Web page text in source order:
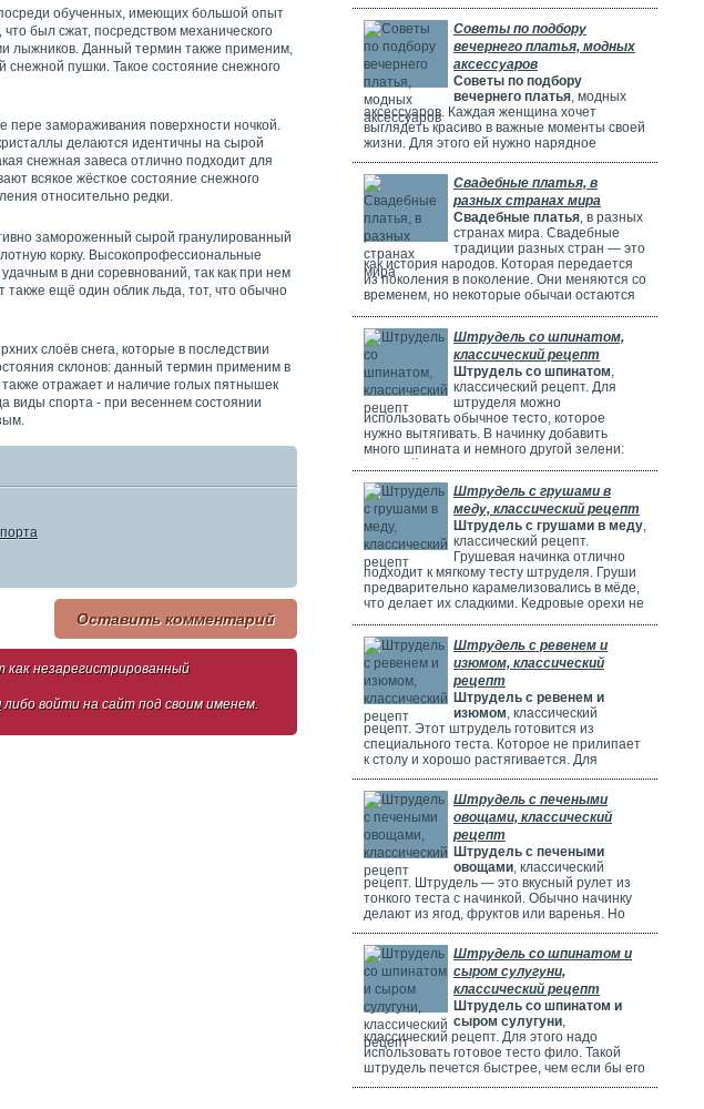
обученных, имеющих большой опыт
был сжат, посредством механического
лыжников. Данный термин также применим,
снежной пушки. Такое состояние снежного
пере замораживания поверхности ночкой.
делаются идентичны на сырой
снежная завеса отлично подходит для
всякое жёсткое состояние снежного
относительно редки.
замороженный сырой гранулированный
корку. Высокопрофессиональные
в дни соревнований, так как при нем
также ещё один облик льда, тот, что обычно
слоёв снега, которые в последствии
склонов: данный термин применим в
отражает и наличие голых пятнышек
виды спорта - при весеннем состоянии
Оставить комментарий
незарегистрированный
либо войти на сайт под своим именем.
женщины чаще всего выбирают шубы из
соболя. Они красивые, дорогие и выглядят
очень элегантно. Соболя называют
"Королем всех мехов". Это значит, что он
самый шикарный и роскошный.
Советы по подбору
вечернего платья, модных
аксессуаров
Советы по подбору
вечернего платья, модных
аксессуаров. Каждая женщина хочет
выглядеть красиво в важные моменты своей
жизни. Для этого ей нужно нарядное
платье. В Москве огромный выбор таких
платьев. Вечерние платья в Москве очень
популярны. Потому что в городе много
театров, клубов и других мест. Где можно
повеселиться или встретиться с друзьями.
Также часто проходят праздничные
мероприятия, на которых нужно выглядеть
элегантно.
Свадебные платья, в
разных странах мира
Свадебные платья, в разных
странах мира. Свадебные
традиции разных стран — это
как история народов. Которая передается
из поколения в поколение. Они меняются со
временем, но некоторые обычаи остаются
невесты одеваются на свадьбу. И какие
символы несут их наряды.Штрудель со шпинатом,
классический рецепт
Штрудель со шпинатом,
классический рецепт. Для
штруделя можно
использовать обычное тесто, которое
нужно вытягивать. В начинку добавить
много шпината и немного другой зелени:
полезен, потому что в нем много витаминов,
минералов и веществ, которые защищают
клетки. Он богат витаминами A, C, E и K,
содержит кальций, который важен для зубов
и костей. И пищевые волокна, которые
Штрудель с грушами в
меду, классический рецепт
Штрудель с грушами в меду,
классический рецепт.
Грушевая начинка отлично
подходит к мягкому тесту штруделя. Груши
предварительно карамелизовались в мёде,
что делает их сладкими. Кедровые орехи не
Ну вот теперь можете приготовить вкусный
рецепт штруделя.Штрудель с ревенем и
изюмом, классический
рецепт
Штрудель с ревенем и
изюмом, классический
рецепт. Этот штрудель готовится из
специального теста. Которое не прилипает
к столу и хорошо растягивается. Для
начинки мы взяли стебли ревеня. Они
придают выпечке кислый вкус и приятный
аромат, делают штрудель сочным и
вкусным. Можно добавить в начинку
клубнику, яблоки или грушу. Если
используете ягоды, посыпьте их ложкой
муки.
Штрудель с печеными
овощами, классический
рецепт
Штрудель с печеными
овощами, классический
рецепт. Штрудель — это вкусный рулет из
тонкого теста с начинкой. Обычно начинку
делают из ягод, фруктов или варенья. Но
можно использовать и солёные начинки с
грибами, сыром, мясом или овощами. В этом
рецепте начинка готовится из печёных
овощей: цуккини, сладкого перца, зелени и
помидоров. В зависимости от времени года,
в начинку можно добавить баклажаны, сыр,
картофель, морковь или даже свёклу. Если
не хочется возиться с тестом, можно взять
готовое слоёное тесто или тесто фило.
Штрудель со шпинатом и
сыром сулугуни,
классический рецепт
Штрудель со шпинатом и
сыром сулугуни,
классический рецепт. Для этого надо
использовать готовое тесто фило. Такой
штрудель печется быстрее, чем если бы его
делали из обычного теста. Чтобы корочка